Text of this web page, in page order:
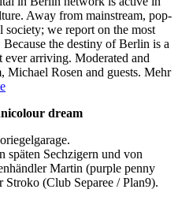
Away from mainstream, pop-
society; we report on the most
the destiny of Berlin is a
arriving. Moderated and
Rosen and guests. Mehr
dream
späten Sechzigern und von
Martin (purple penny
(Club Separee / Plan9).